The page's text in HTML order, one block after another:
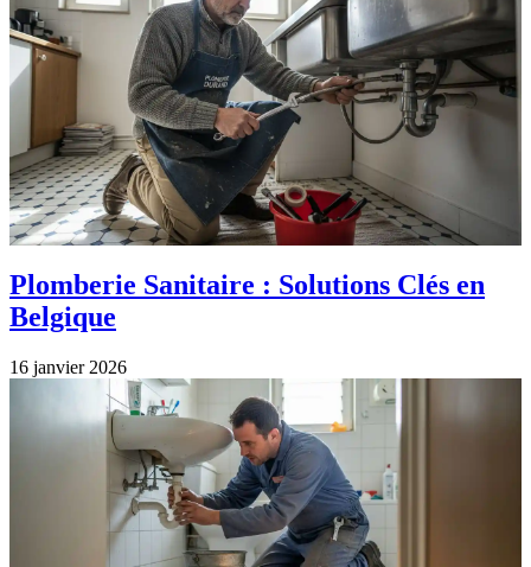
Plomberie Sanitaire : Solutions Clés en
Belgique
16 janvier 2026